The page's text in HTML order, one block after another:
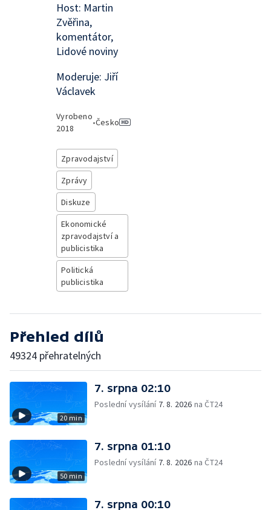
Host: Martin
Zvěřina,
komentátor,
Lidové noviny
Moderuje: Jiří
Václavek
Vyrobeno
2018
•Česko
Zpravodajství
Zprávy
Diskuze
Ekonomické
zpravodajství a
publicistika
Politická
publicistika
Přehled dílů
49324 přehratelných
20 min
7. srpna 02:10
Poslední vysílání 7. 8. 2026 na ČT24
50 min
7. srpna 01:10
Poslední vysílání 7. 8. 2026 na ČT24
7. srpna 00:10